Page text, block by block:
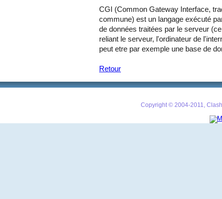
CGI (Common Gateway Interface,
commune) est un langage exécuté
de données traitées par le serveur
reliant le serveur, l'ordinateur de
peut etre par exemple une base de
Retour
Copyright © 2004-2011,